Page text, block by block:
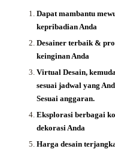
Dapat mambantu
kepribadian Anda
Desainer terbaik &
keinginan Anda
Virtual Desain,
sesuai jadwal yang
Sesuai anggaran.
Eksplorasi berbagai
dekorasi Anda
Harga desain